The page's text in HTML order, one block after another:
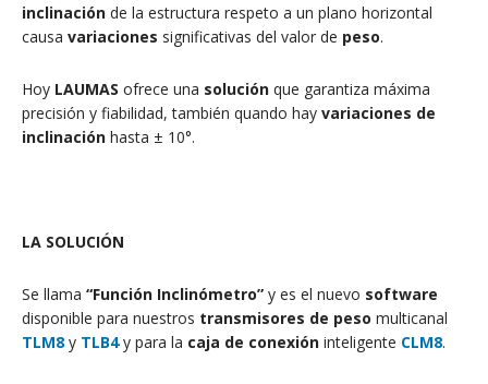
inclinación de la estructura respeto a un plano horizontal
causa variaciones significativas del valor de peso.
Hoy LAUMAS ofrece una solución que garantiza máxima
precisión y fiabilidad, también quando hay variaciones de
inclinación hasta ± 10°.
LA SOLUCIÓN
Se llama “Función Inclinómetro” y es el nuevo software
disponible para nuestros transmisores de peso multicanal
TLM8 y TLB4y para la caja de conexión inteligente CLM8.